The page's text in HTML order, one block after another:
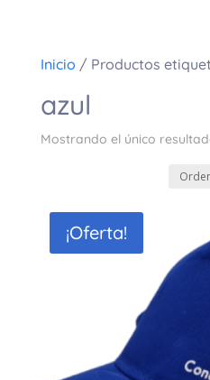
Inicio / Productos
azul
Mostrando el único
¡Oferta!